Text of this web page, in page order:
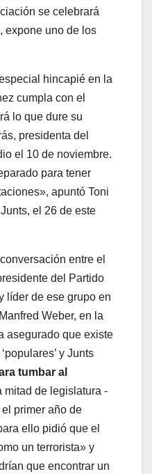
se celebrará
expone uno de los
hincapié en la
cumpla con el
lo que dure su
presidenta del
el 10 de noviembre.
para tener
apuntó Toni
el 26 de este
entre el
del Partido
líder de ese grupo en
Weber, en la
asegurado que existe
y Junts
tumbar al
mitad de legislatura -
primer año de
ello pidió que el
un terrorista» y
que encontrar un